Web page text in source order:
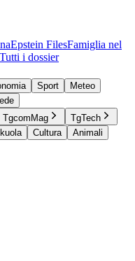
Epstein FilesFamiglia nel
Tutti i dossier
Sport
Meteo
TgcomMag
TgTech
Cultura
Animali